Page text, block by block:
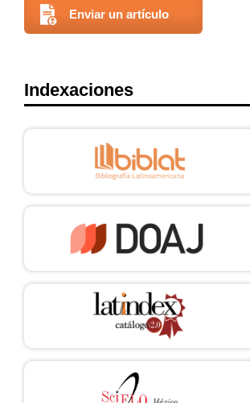
Nacional Autónoma de
https://hdl.handle.net/20.500.14330/
tecnologías y a las redes sociales en
Adicciones,
https://doi.org/10.20882/adicciones.196
Fleischer, D., Allegro, F., Zerba, D., Rivas, D.,
S., Berdullas, M., Mena, M., Warjach, D. y
Internacional de Investigación y
Psicología XXI Jornadas de Investigación
Investigadores en Psicología del
Psicología Universidad de Buenos
https://www.aacademica.org/000-035/622
Fuster, M. (2013). Horizontes del procomún
16 (36), 89-102.https://
content/uploads/2013/03/Mayo-
Enviar un artículo
Indexaciones